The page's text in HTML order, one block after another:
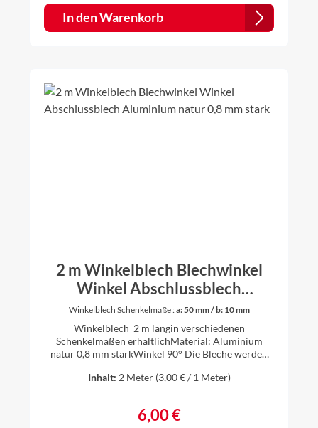
In den Warenkorb
2 m Winkelblech Blechwinkel
Winkel Abschlussblech
Aluminium natur 0,8 mm stark
Winkelblech Schenkelmaße :a: 50 mm / b: 10 mm
Winkelblech 2 m langin verschiedenen
Schenkelmaßen erhältlichMaterial: Aluminium
natur 0,8 mm starkWinkel 90° Die Bleche werden
Problem auch andere Zuschnitte und Winkel nachInhalt: 2 Meter (3,00 € / 1 Meter)
Regulärer Preis:
6,00 €